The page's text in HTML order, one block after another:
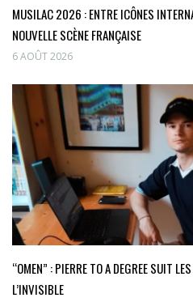
MUSILAC 2026 : ENTRE ICÔNES
NOUVELLE SCÈNE FRANÇAISE
6 AOÛT 2026
“OMEN” : PIERRE TO A DEGREE SUIT
L’INVISIBLE